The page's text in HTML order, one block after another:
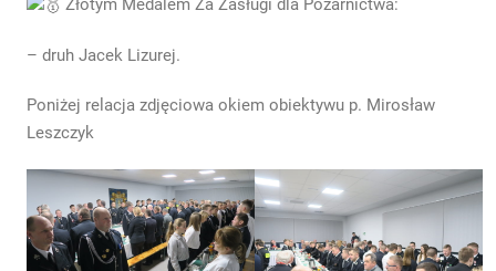
Złotym Medalem Za Zasługi dla Pożarnictwa:
– druh Jacek Lizurej.
Poniżej relacja zdjęciowa okiem obiektywu p. Mirosław
Leszczyk